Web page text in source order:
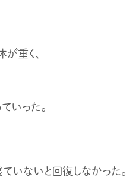
重く、
いった。
いないと回復しなかった。